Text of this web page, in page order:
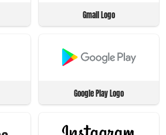
Gmail Logo
Google Play Logo